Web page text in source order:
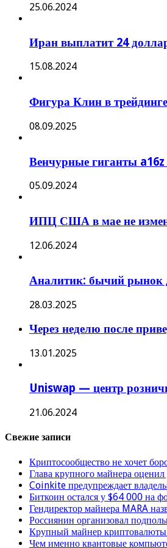
25.06.2024
Иран выплатит 24
15.08.2024
Фигура Клин в
08.09.2025
Венчурные гиганты
05.09.2024
ИПЦ США ​​в мае не
12.06.2024
Аналитик: бычий рынок
28.03.2025
Через неделю после
13.01.2025
Uniswap — центр
21.06.2024
Свежие записи
Криптосообщество не хочет
Глава крупного майнера
Coinkite предупреждает
Биткоин остался у $64 000 на
Гендиректор майнера MARA
Россиянин организовал
Крупный майнер
Чем именно квантовые